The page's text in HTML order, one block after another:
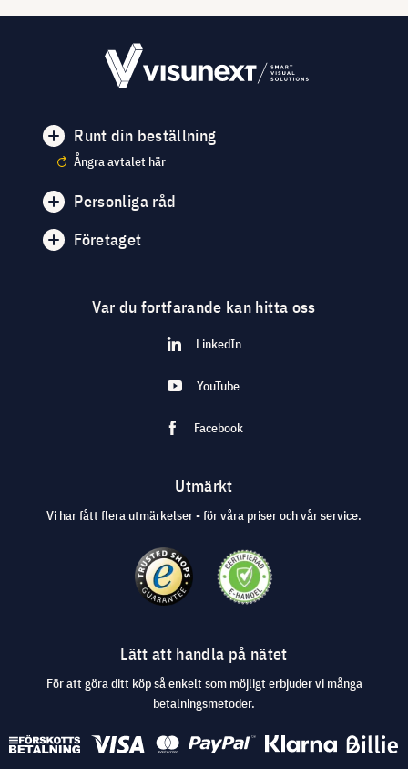
Runt din beställning
Ångra avtalet här
Personliga råd
Företaget
Var du fortfarande kan hitta oss
LinkedIn
YouTube
Facebook
Utmärkt
Vi har fått flera utmärkelser - för våra priser och vår service.
Lätt att handla på nätet
För att göra ditt köp så enkelt som möjligt erbjuder vi många
betalningsmetoder.